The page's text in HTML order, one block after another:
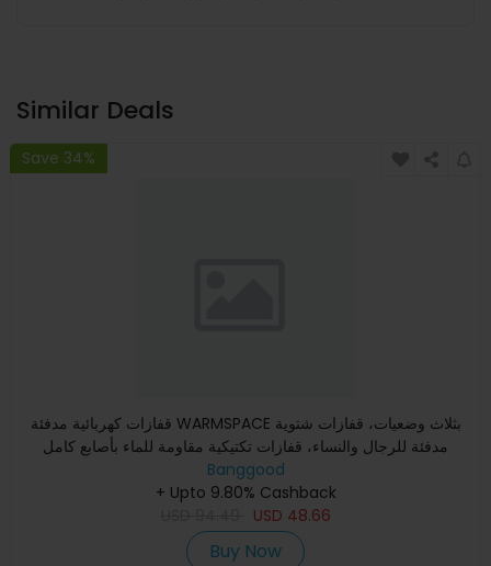
Similar Deals
Save 34%
قفازات كهربائية مدفئة WARMSPACE بثلاث وضعيات، قفازات شتوية
مدفئة للرجال والنساء، قفازات تكتيكية مقاومة للماء بأصابع كامل
Banggood
+ Upto 9.80% Cashback
USD 48.66
Buy Now